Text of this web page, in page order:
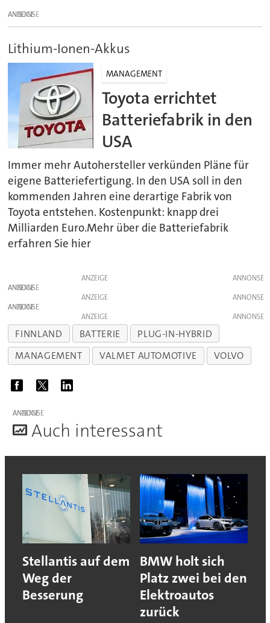
ANZEIGE
Lithium-Ionen-Akkus
MANAGEMENT
Toyota errichtet
Batteriefabrik in den
USA
Immer mehr Autohersteller verkünden Pläne für
eigene Batteriefertigung. In den USA soll in den
kommenden Jahren eine derartige Fabrik von
Toyota entstehen. Kostenpunkt: knapp drei
Milliarden Euro.Mehr über die Batteriefabrik
erfahren Sie hier
ANZEIGE
ANZEIGE
ANZEIGE
ANZEIGE
ANZEIGE
FINNLAND BATTERIE
PLUG-IN-HYBRID
MANAGEMENT
VALMET AUTOMOTIVE VOLVO
ANZEIGE
Auch interessant
Stellantis auf dem
Weg der
Besserung
BMW holt sich
Platz zwei bei den
Elektroautos
zurück